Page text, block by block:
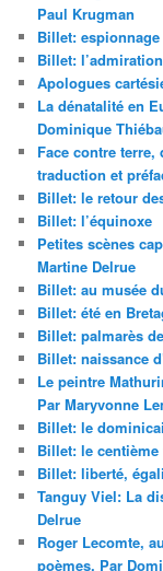
Paul Krugman
Billet:
Billet:
Apologues
La dénatalité en
Dominique
Face contre
traduction et
Billet: le retour
Billet: l’équinoxe
Petites scènes
Martine Delrue
Billet: au musée
Billet: été en
Billet: palmarès
Billet: naissance
Le peintre
Par Maryvonne
Billet: le
Billet: le
Billet: liberté,
Tanguy Viel: La
Delrue
Roger Lecomte,
poèmes. Par